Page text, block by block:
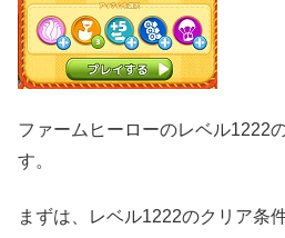
ファームヒーローのレベル1222
す。
まずは、レベル1222のクリア条件